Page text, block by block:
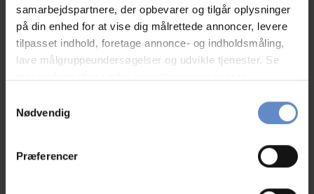
samarbejdspartnere, der opbevarer og tilgår oplysninger
på din enhed for at vise dig målrettede annoncer, levere
tilpasset indhold, foretage annonce- og indholdsmåling,
lave målgruppeundersøgelser og udvikle tjenester. Se
tilbage eller ændre indstillinger fra vores
"Cookiedeklaration", eller ved at trykke på "Privacy
Nødvendig
Præferencer
Vi havde et rigtig godt ophold på Danhostel Aarhus
City. Servicen i receptionen – både ved ind- og
udtjekning – var helt i top. Personalet var
Morgenmaden indeholdt alle de basale ting, man har
friske produkter.
Værelset var rummeligt, rent og pænt, og det levede